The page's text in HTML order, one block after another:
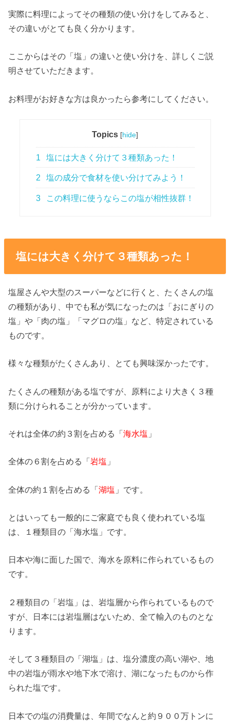
実際に料理によってその種類の使い分けをしてみると、
その違いがとても良く分かります。
ここからはその「塩」の違いと使い分けを、詳しくご説
明させていただきます。
お料理がお好きな方は良かったら参考にしてください。
Topics [hide]
1 塩には大きく分けて３種類あった！
2 塩の成分で食材を使い分けてみよう！
3 この料理に使うならこの塩が相性抜群！
塩には大きく分けて３種類あった！
塩屋さんや大型のスーパーなどに行くと、たくさんの塩
の種類があり、中でも私が気になったのは「おにぎりの
塩」や「肉の塩」「マグロの塩」など、特定されている
ものです。
様々な種類がたくさんあり、とても興味深かったです。
たくさんの種類がある塩ですが、原料により大きく３種
類に分けられることが分かっています。
それは全体の約３割を占める「海水塩 」
全体の６割を占める「岩塩 」
全体の約１割を占める「湖塩 」です。
とはいっても一般的にご家庭でも良く使われている塩
は、１種類目の「海水塩」です。
日本や海に面した国で、海水を原料に作られているもの
です。
２種類目の「岩塩」は、岩塩層から作られているもので
すが、日本には岩塩層はないため、全て輸入のものとな
ります。
そして３種類目の「湖塩」は、塩分濃度の高い湖や、地
中の岩塩が雨水や地下水で溶け、湖になったものから作
られた塩です。
日本での塩の消費量は、年間でなんと約９００万トンに